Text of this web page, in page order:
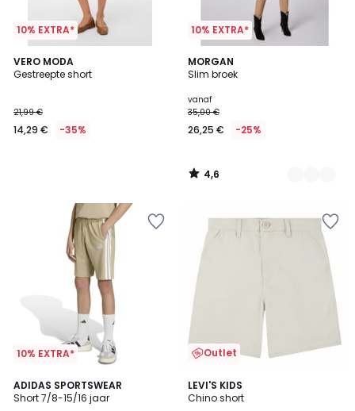
10% EXTRA*
VERO MODA
Gestreepte short
21,99 €
14,29 € -35%
10% EXTRA*
MORGAN
Slim broek
vanaf
35,00 €
26,25 € -25%
4,6
/ 5
2
Kleuren
4,6
/
10% EXTRA*
ADIDAS SPORTSWEAR
Short 7/8-15/16 jaar
5
/
2
Kleuren
Outlet
LEVI'S KIDS
Chino short